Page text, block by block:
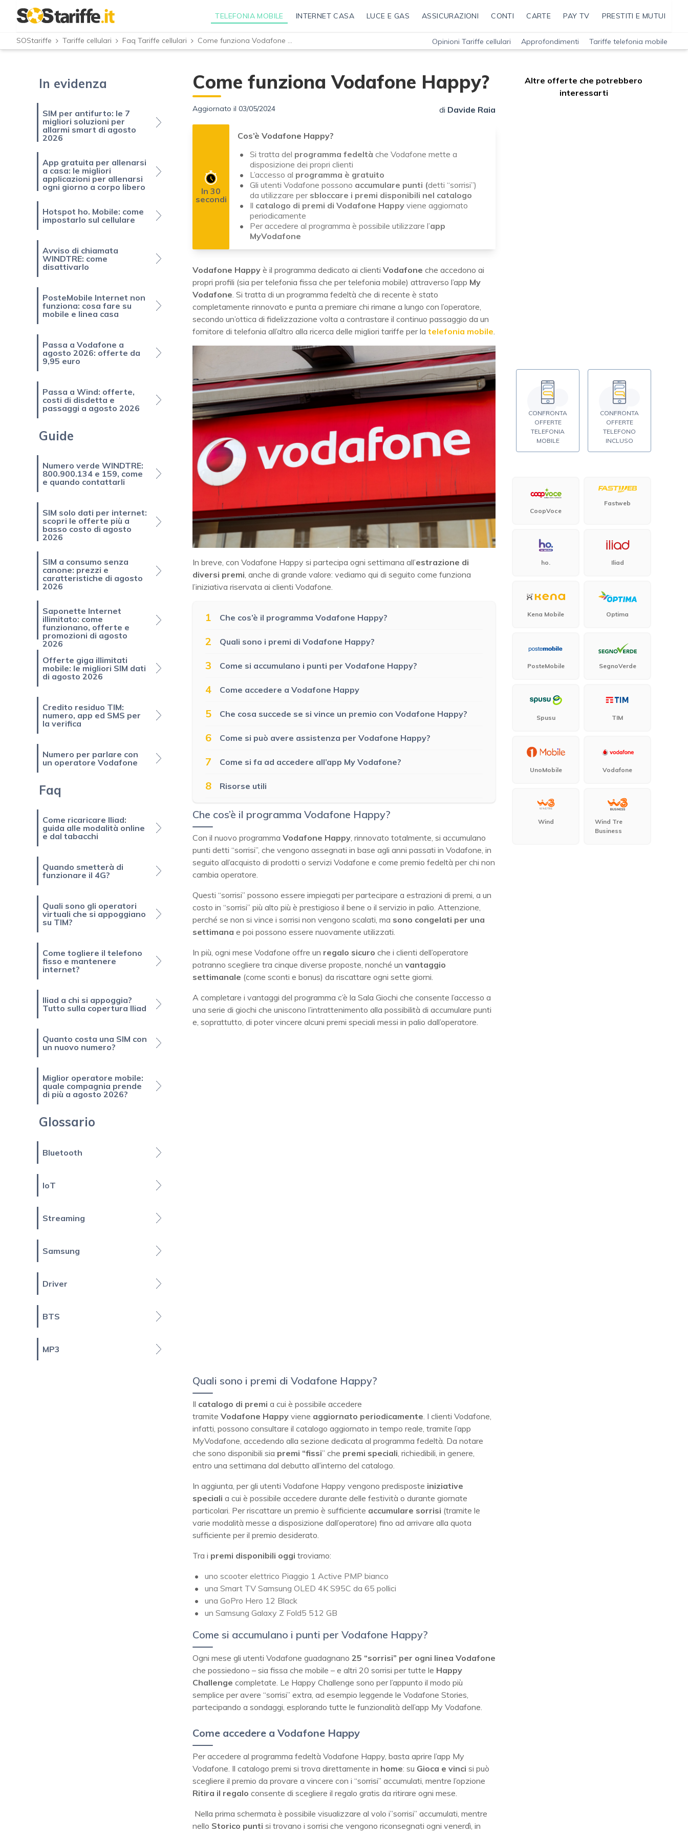
TELEFONIA MOBILE INTERNET CASA LUCE E GAS ASSICURAZIONI CONTI CARTE PAY TV PRESTITI E MUTUI
SOStariffe Tariffe cellulari Faq Tariffe cellulari Come funziona Vodafone Happy? Opinioni Tariffe cellulari Approfondimenti Tariffe telefonia mobile
In evidenza
SIM per antifurto: le 7
migliori soluzioni per
allarmi smart di agosto
2026
App gratuita per allenarsi
a casa: le migliori
applicazioni per allenarsi
ogni giorno a corpo libero
Hotspot ho. Mobile: come
impostarlo sul cellulare
Avviso di chiamata
WINDTRE: come
disattivarlo
PosteMobile Internet non
funziona: cosa fare su
mobile e linea casa
Passa a Vodafone a
agosto 2026: offerte da
9,95 euro
Passa a Wind: offerte,
costi di disdetta e
passaggi a agosto 2026
Guide
Numero verde WINDTRE:
800.900.134 e 159, come
e quando contattarli
SIM solo dati per internet:
scopri le offerte più a
basso costo di agosto
2026
SIM a consumo senza
canone: prezzi e
caratteristiche di agosto
2026
Saponette Internet
illimitato: come
funzionano, offerte e
promozioni di agosto
2026
Offerte giga illimitati
mobile: le migliori SIM dati
di agosto 2026
Credito residuo TIM:
numero, app ed SMS per
la verifica
Numero per parlare con
un operatore Vodafone
Faq
Come ricaricare Iliad:
guida alle modalità online
e dal tabacchi
Quando smetterà di
funzionare il 4G?
Quali sono gli operatori
virtuali che si appoggiano
su TIM?
Come togliere il telefono
fisso e mantenere
internet?
Iliad a chi si appoggia?
Tutto sulla copertura Iliad
Quanto costa una SIM con
un nuovo numero?
Miglior operatore mobile:
quale compagnia prende
di più a agosto 2026?
Glossario
Bluetooth
IoT
Streaming
Samsung
Driver
BTS
MP3
Come funziona Vodafone Happy?
Aggiornato il 03/05/2024 di Davide Raia
In 30
secondi
Cos’è Vodafone Happy?
Si tratta del programma fedeltà che Vodafone mette a
disposizione dei propri clienti
L’accesso al programma è gratuito
Gli utenti Vodafone possono accumulare punti (detti “sorrisi”)
da utilizzare per sbloccare i premi disponibili nel catalogo
Il catalogo di premi di Vodafone Happy viene aggiornato
periodicamente
Per accedere al programma è possibile utilizzare l’app
MyVodafone
Vodafone Happy è il programma dedicato ai clienti Vodafone che accedono ai
propri profili (sia per telefonia fissa che per telefonia mobile) attraverso l’app My
Vodafone. Si tratta di un programma fedeltà che di recente è stato
completamente rinnovato e punta a premiare chi rimane a lungo con l’operatore,
secondo un’ottica di fidelizzazione volta a contrastare il continuo passaggio da un
fornitore di telefonia all’altro alla ricerca delle migliori tariffe per la telefonia mobile.
In breve, con Vodafone Happy si partecipa ogni settimana all’estrazione di
diversi premi, anche di grande valore: vediamo qui di seguito come funziona
l’iniziativa riservata ai clienti Vodafone.
1 Che cos’è il programma Vodafone Happy?
2 Quali sono i premi di Vodafone Happy?
3 Come si accumulano i punti per Vodafone Happy?
4 Come accedere a Vodafone Happy
5 Che cosa succede se si vince un premio con Vodafone Happy?
6 Come si può avere assistenza per Vodafone Happy?
7 Come si fa ad accedere all’app My Vodafone?
8 Risorse utili
Che cos’è il programma Vodafone Happy?
Con il nuovo programma Vodafone Happy, rinnovato totalmente, si accumulano
punti detti “sorrisi”, che vengono assegnati in base agli anni passati in Vodafone, in
seguito all’acquisto di prodotti o servizi Vodafone e come premio fedeltà per chi non
cambia operatore.
Questi “sorrisi” possono essere impiegati per partecipare a estrazioni di premi, a un
costo in “sorrisi” più alto più è prestigioso il bene o il servizio in palio. Attenzione,
perché se non si vince i sorrisi non vengono scalati, ma sono congelati per una
settimana e poi possono essere nuovamente utilizzati.
In più, ogni mese Vodafone offre un regalo sicuro che i clienti dell’operatore
potranno scegliere tra cinque diverse proposte, nonché un vantaggio
settimanale (come sconti e bonus) da riscattare ogni sette giorni.
A completare i vantaggi del programma c’è la Sala Giochi che consente l’accesso a
una serie di giochi che uniscono l’intrattenimento alla possibilità di accumulare punti
e, soprattutto, di poter vincere alcuni premi speciali messi in palio dall’operatore.
Quali sono i premi di Vodafone Happy?
Il catalogo di premi a cui è possibile accedere
tramite Vodafone Happy viene aggiornato periodicamente. I clienti Vodafone,
infatti, possono consultare il catalogo aggiornato in tempo reale, tramite l’app
MyVodafone, accedendo alla sezione dedicata al programma fedeltà. Da notare
che sono disponibili sia premi “fissi” che premi speciali, richiedibili, in genere,
entro una settimana dal debutto all’interno del catalogo.
In aggiunta, per gli utenti Vodafone Happy vengono predisposte iniziative
speciali a cui è possibile accedere durante delle festività o durante giornate
particolari. Per riscattare un premio è sufficiente accumulare sorrisi (tramite le
varie modalità messe a disposizione dall’operatore) fino ad arrivare alla quota
sufficiente per il premio desiderato.
Tra i premi disponibili oggi troviamo:
uno scooter elettrico Piaggio 1 Active PMP bianco
una Smart TV Samsung OLED 4K S95C da 65 pollici
una GoPro Hero 12 Black
un Samsung Galaxy Z Fold5 512 GB
Come si accumulano i punti per Vodafone Happy?
Ogni mese gli utenti Vodafone guadagnano 25 “sorrisi” per ogni linea Vodafone
che possiedono – sia fissa che mobile – e altri 20 sorrisi per tutte le Happy
Challenge completate. Le Happy Challenge sono per l’appunto il modo più
semplice per avere “sorrisi” extra, ad esempio leggende le Vodafone Stories,
partecipando a sondaggi, esplorando tutte le funzionalità dell’app My Vodafone.
Come accedere a Vodafone Happy
Per accedere al programma fedeltà Vodafone Happy, basta aprire l’app My
Vodafone. Il catalogo premi si trova direttamente in home: su Gioca e vinci si può
scegliere il premio da provare a vincere con i “sorrisi” accumulati, mentre l’opzione
Ritira il regalo consente di scegliere il regalo gratis da ritirare ogni mese.
Nella prima schermata è possibile visualizzare al volo i”sorrisi” accumulati, mentre
nello Storico punti si trovano i sorrisi che vengono riconsegnati ogni venerdì, in
Altre offerte che potrebbero
interessarti
CONFRONTA
OFFERTE
TELEFONIA
MOBILE
CONFRONTA
OFFERTE
TELEFONO
INCLUSO
CoopVoce
Fastweb
ho. Iliad
Kena Mobile Optima
PosteMobile SegnoVerde
Spusu TIM
UnoMobile Vodafone
Wind
Wind Tre
Business